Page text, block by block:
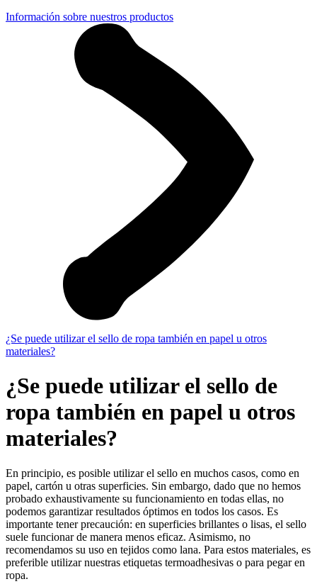
Información sobre nuestros productos
¿Se puede utilizar el sello de ropa también en papel u otros
materiales?
¿Se puede utilizar el sello de
ropa también en papel u otros
materiales?
En principio, es posible utilizar el sello en muchos casos, como en
papel, cartón u otras superficies. Sin embargo, dado que no hemos
probado exhaustivamente su funcionamiento en todas ellas, no
podemos garantizar resultados óptimos en todos los casos. Es
importante tener precaución: en superficies brillantes o lisas, el sello
suele funcionar de manera menos eficaz. Asimismo, no
recomendamos su uso en tejidos como lana. Para estos materiales, es
preferible utilizar nuestras etiquetas termoadhesivas o para pegar en
ropa.